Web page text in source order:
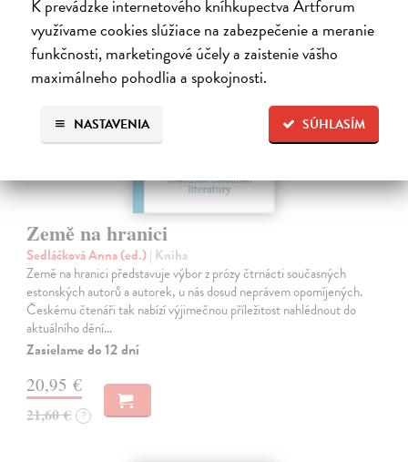
K prevádzke internetového kníhkupectva Artforum
využívame cookies slúžiace na zabezpečenie a meranie
funkčnosti, marketingové účely a zaistenie vášho
maximálneho pohodlia a spokojnosti.
SÚHLASÍM
NASTAVENIA
Země na hranici
Sedláčková Anna (ed.)| Kniha
Země na hranici představuje výbor z prózy čtrnácti současných
estonských autorů a autorek, u nás dosud neprávem opomíjených.
Českému čtenáři tak nabízí výjimečnou příležitost nahlédnout do
aktuálního dění…
Zasielame do 12 dní
20,95 €
21,60 € ?